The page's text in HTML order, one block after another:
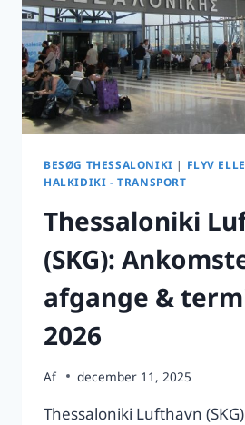
LEJEBIL
BESØG THESSALONIKI | FLYV
HALKIDIKI - TRANSPORT
Thessaloniki
(SKG):
afgange &
2026
Af december 11, 2025
Thessaloniki Lufthavn